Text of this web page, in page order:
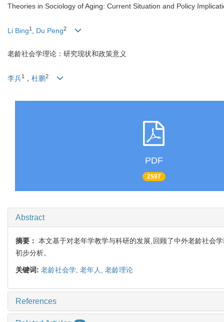
Theories in Sociology of Aging: Current Situation and Policy
Li Bing1 Du Peng2
老龄社会学理论：研究现状和政策意义
李兵1 ， 杜鹏2
PDF
2597
Abstract
摘要：本文基于对老年学教学与科研的发展,回顾了中外老龄社会
初步分析。
关键词: 老龄社会学, 老年人, 老龄理论
References